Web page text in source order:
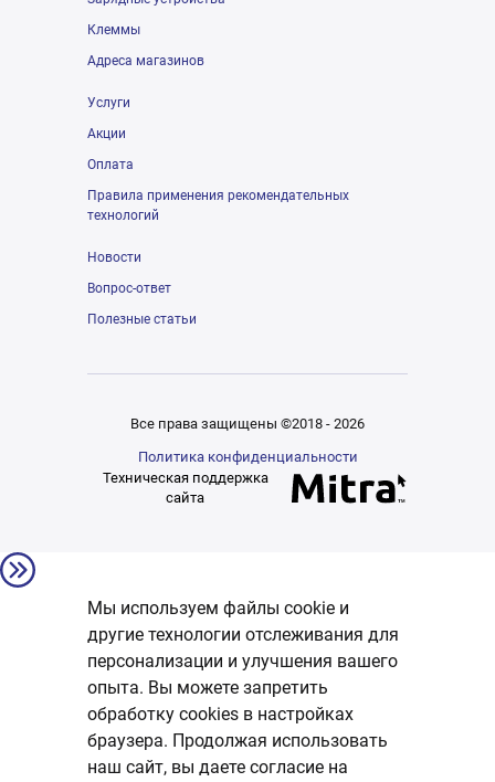
Клеммы
Адреса магазинов
Услуги
Акции
Оплата
Правила применения рекомендательных
технологий
Новости
Вопрос-ответ
Полезные статьи
Все права защищены ©2018 - 2026
Политика конфиденциальности
Техническая поддержка
сайта
Мы используем файлы cookie и
другие технологии отслеживания для
персонализации и улучшения вашего
опыта. Вы можете запретить
обработку сookies в настройках
браузера. Продолжая использовать
наш сайт, вы даете согласие на